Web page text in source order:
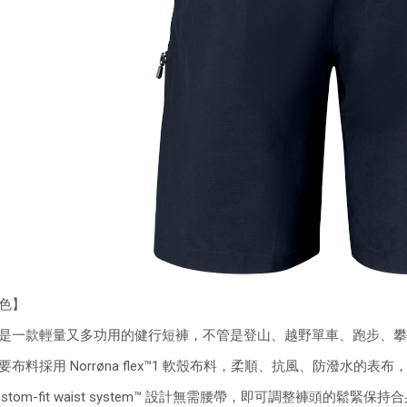
】
是一款輕量又多功用的健行短褲，不管是登山、越野單車、跑步、
要布料採用 Norrøna flex™1 軟殼布料，柔順、抗風、防潑水的表布
fit waist system™ 設計無需腰帶，即可調整褲頭的鬆緊保持